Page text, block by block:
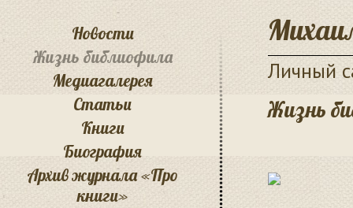
Личный
Жизнь
Новости
Жизнь библиофила
Медиагалерея
Статьи
Книги
Биография
Архив журнала «Про
книги»